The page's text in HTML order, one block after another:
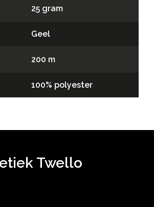
25 gram
Geel
200 m
100% polyester
Twello